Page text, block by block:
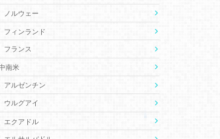
ノルウェー
フィンランド
フランス
南米
アルゼンチン
ウルグアイ
エクアドル